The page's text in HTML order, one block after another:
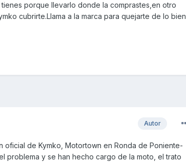
porque llevarlo donde la comprastes,en otro
cubrirte.Llama a la marca para quejarte de lo bien
Autor
de Kymko, Motortown en Ronda de Poniente-
problema y se han hecho cargo de la moto, el trato